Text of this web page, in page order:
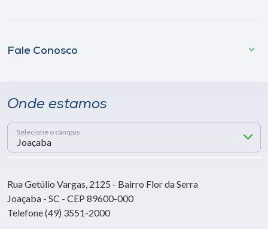
Fale Conosco
Onde estamos
Selecione o campus
Rua Getúlio Vargas, 2125 - Bairro Flor da Serra
Joaçaba - SC - CEP 89600-000
Telefone (49) 3551-2000